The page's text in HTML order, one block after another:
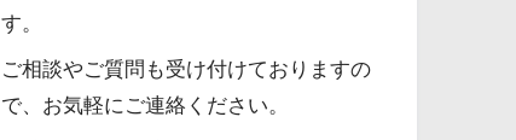
す。
ご相談やご質問も受け付けておりますの
で、お気軽にご連絡ください。